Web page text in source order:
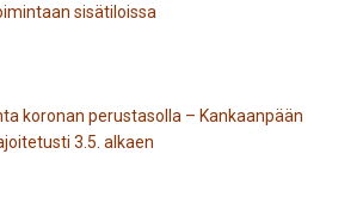
sisätiloissa
koronan perustasolla – Kankaanpään
3.5. alkaen